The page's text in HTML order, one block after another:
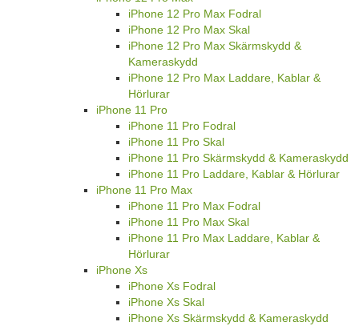
iPhone 12 Pro Max Fodral
iPhone 12 Pro Max Skal
iPhone 12 Pro Max Skärmskydd &
Kameraskydd
iPhone 12 Pro Max Laddare, Kablar &
Hörlurar
iPhone 11 Pro
iPhone 11 Pro Fodral
iPhone 11 Pro Skal
iPhone 11 Pro Skärmskydd & Kameraskydd
iPhone 11 Pro Laddare, Kablar & Hörlurar
iPhone 11 Pro Max
iPhone 11 Pro Max Fodral
iPhone 11 Pro Max Skal
iPhone 11 Pro Max Laddare, Kablar &
Hörlurar
iPhone Xs
iPhone Xs Fodral
iPhone Xs Skal
iPhone Xs Skärmskydd & Kameraskydd